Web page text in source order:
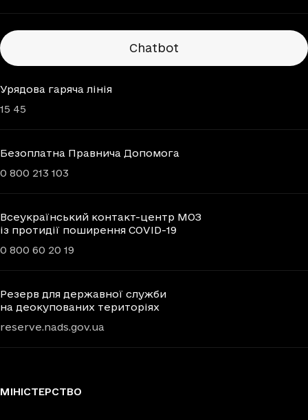
Chatbots
Chatbot
Урядова гаряча лінія
15 45
Безоплатна Правнича Допомога
0 800 213 103
Всеукраїнський контакт-центр МОЗ
із протидії поширення COVID-19
0 800 60 20 19
Резерв для державної служби
на деокупованих територіях
reserve.nads.gov.ua
МІНІСТЕРСТВО